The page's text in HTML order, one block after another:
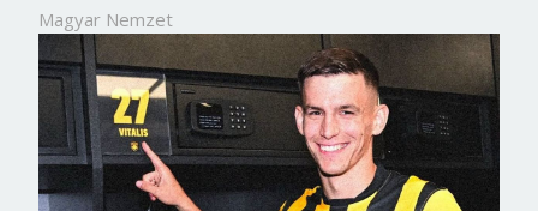
Magyar Nemzet